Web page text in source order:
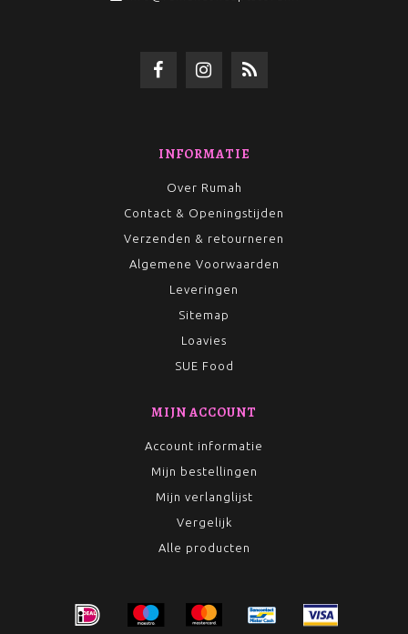
INFORMATIE
Over Rumah
Contact & Openingstijden
Verzenden & retourneren
Algemene Voorwaarden
Leveringen
Sitemap
Loavies
SUE Food
MIJN ACCOUNT
Account informatie
Mijn bestellingen
Mijn verlanglijst
Vergelijk
Alle producten